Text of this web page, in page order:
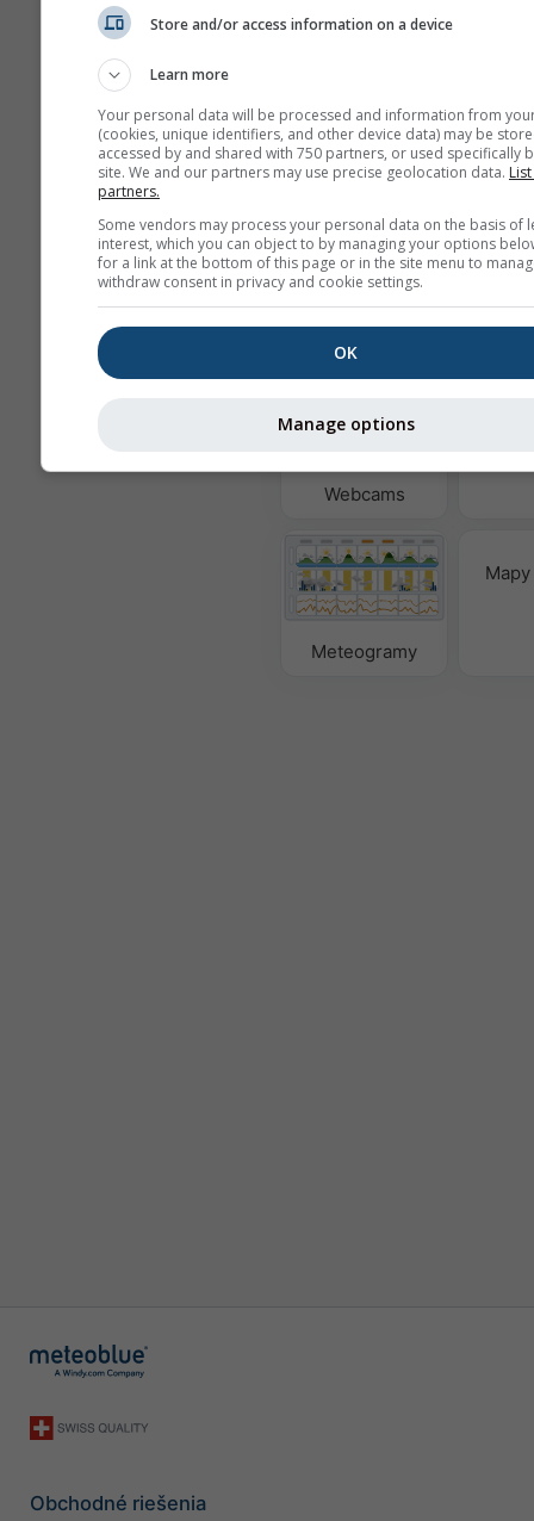
S pozadím ako
S farebným pozadím
Bez pozadia: tmavý
Bez pozadia: svetlý
Viac meteorologických
Webcams
Meteogramy
Obchodné riešenia
Store and/or access information on a device
Learn more
Your personal data will be processed and information from
(cookies, unique identifiers, and other device data) may be
accessed by and shared with 750 partners, or used specifically
site. We and our partners may use precise geolocation data.
partners.
Some vendors may process your personal data on the basis of
interest, which you can object to by managing your options
for a link at the bottom of this page or in the site menu to
withdraw consent in privacy and cookie settings.
OK
Manage options